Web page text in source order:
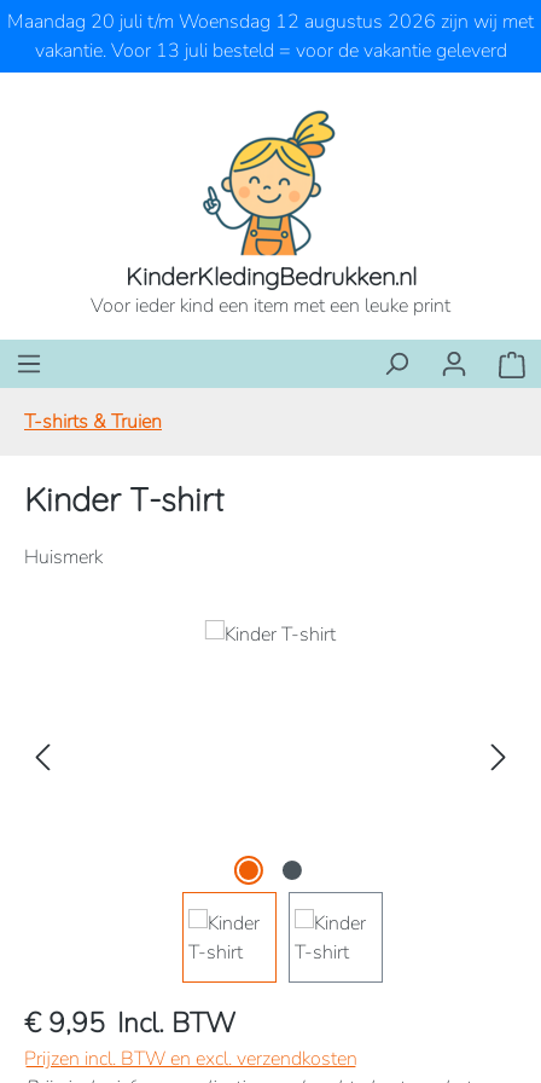
Ga naar de hoofdinhoud
Maandag 20 juli t/m Woensdag 12 augustus 2026 zijn wij met
vakantie. Voor 13 juli besteld = voor de vakantie geleverd
KinderKledingBedrukken.nl
Voor ieder kind een item met een leuke print
T-shirts & Truien
Kinder T-shirt
Huismerk
Afbeeldingengalerij overslaan
€ 9,95 Incl. BTW
Prijzen incl. BTW en excl. verzendkosten